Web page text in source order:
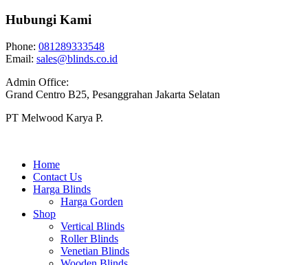
Hubungi Kami
Phone: 081289333548
Email: sales@blinds.co.id
Admin Office:
Grand Centro B25, Pesanggrahan Jakarta Selatan
PT Melwood Karya P.
Home
Contact Us
Harga Blinds
Harga Gorden
Shop
Vertical Blinds
Roller Blinds
Venetian Blinds